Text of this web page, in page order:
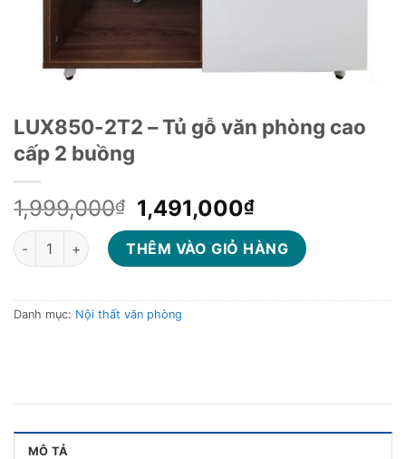
LUX850-2T2 – Tủ gỗ văn phòng cao
cấp 2 buồng
1,999,000₫
Giá
gốc
là:
1,999,000₫.
1,491,000₫Giá
hiện
tại
là:
1,491,000₫.
LUX850-2T2 - Tủ gỗ văn phòng cao cấp 2 buồng số lượng
THÊM VÀO GIỎ HÀNG
Danh mục: Nội thất văn phòng
MÔ TẢ